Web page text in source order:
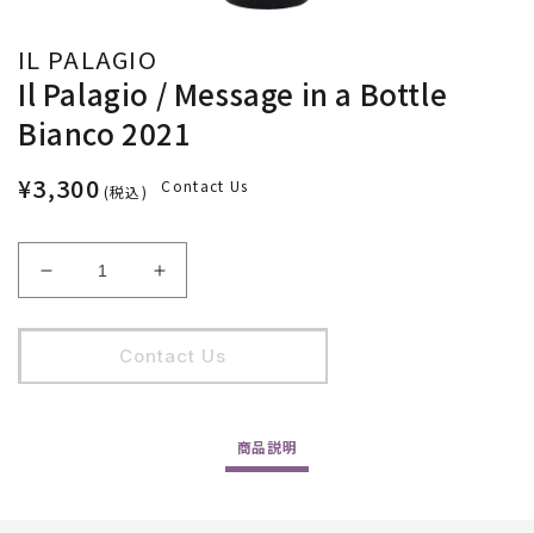
IL PALAGIO
Il Palagio / Message in a Bottle
Bianco 2021
¥3,300 (税込) Contact Us
Palagio
/
Message
in
Il
Palagio
/
Message
in
Contact Us
商品説明